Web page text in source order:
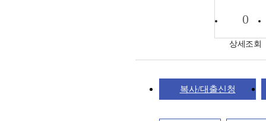
0
상세조회
복사/대출신청